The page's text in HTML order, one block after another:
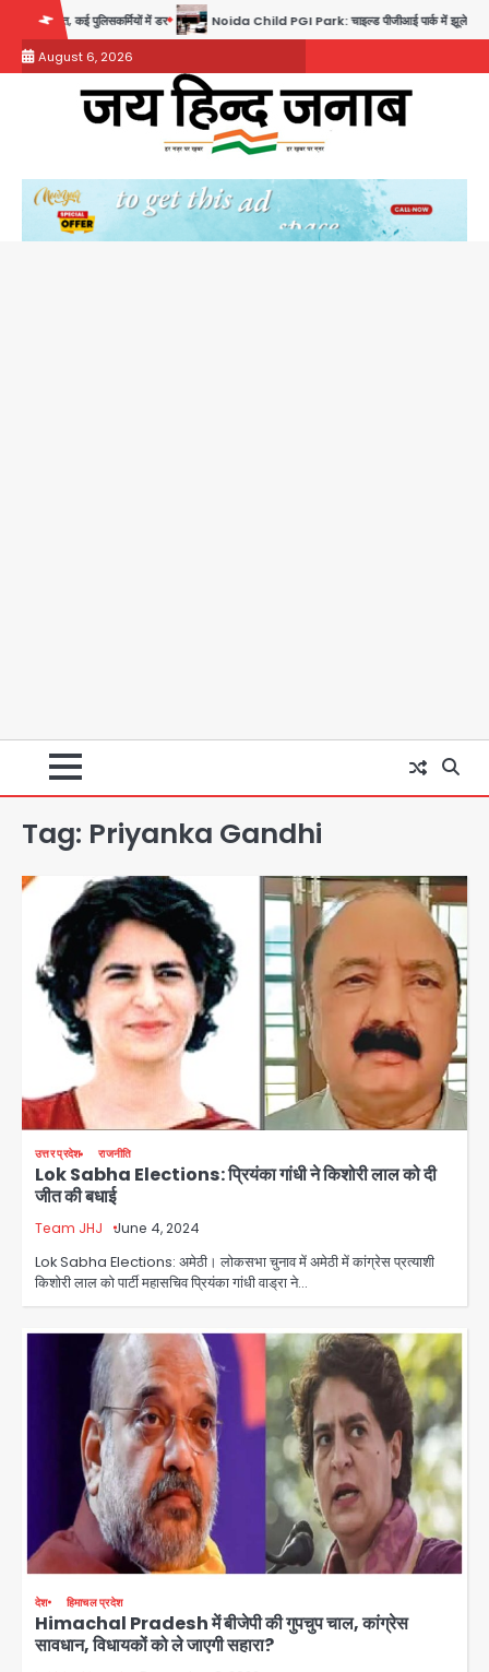
content
पुलिसकर्मियों में डर Noida Child PGI Park: चाइल्ड पीजीआई पार्क में झूले के पास लोहे की ग्रिल में
August 6, 2026
Tag: Priyanka Gandhi
उत्तर प्रदेश राजनीति
Lok Sabha Elections: प्रियंका गांधी ने किशोरी लाल को दी
जीत की बधाई
Team JHJ June 4, 2024
Lok Sabha Elections: अमेठी। लोकसभा चुनाव में अमेठी में कांग्रेस प्रत्याशी
किशोरी लाल को पार्टी महासचिव प्रियंका गांधी वाड्रा ने…
देश हिमाचल प्रदेश
Himachal Pradesh में बीजेपी की गुपचुप चाल, कांग्रेस
सावधान, विधायकों को ले जाएगी सहारा?
Noida News: गांजा तस्कर महिला से
सांठगांठ के आरोप में सिपाही गिरफ्तार, सेवा से
jai hind janab
Noida Child PGI Park: चाइल्ड
पीजीआई पार्क में झूले के पास लोहे की ग्रिल में
उतरा करंट, 7 साल के बच्चे की हालत गंभीर,
बिजली विभाग पर लापरवाही का आरोप
Avinash Kumar
4
Jharkhand PSC Exam Scam:
रांची में छात्रों का आंदोलन तेज, सरकार से
बातचीत को तैयार, रखीं दो बड़ी शर्तें
jai hind janab
नोएडा में IPS अधिकारी बनकर बुजुर्ग को किया
डिजिटल अरेस्ट, 22 लाख रुपये की ठगी